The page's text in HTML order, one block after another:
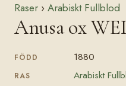
Raser › Arabiskt Fullblod
Anusa ox
FÖDD 1880
RAS Arabiskt